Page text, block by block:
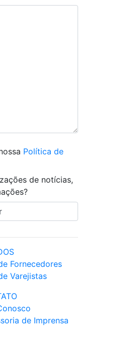
Política de
de notícias,
Fornecedores
Varejistas
de Imprensa